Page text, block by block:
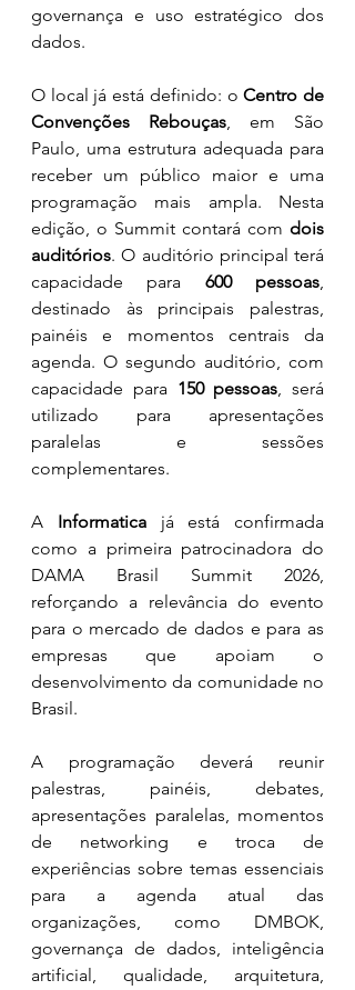
governança e uso estratégico dos
dados.
O local já está definido: o Centro de
Convenções Rebouças, em São
Paulo, uma estrutura adequada para
receber um público maior e uma
programação mais ampla. Nesta
edição, o Summit contará com dois
auditórios. O auditório principal terá
capacidade para 600 pessoas,
destinado às principais palestras,
painéis e momentos centrais da
agenda. O segundo auditório, com
capacidade para 150 pessoas, será
utilizado para apresentações
paralelas e sessões
complementares.
A Informatica já está confirmada
como a primeira patrocinadora do
DAMA Brasil Summit 2026,
reforçando a relevância do evento
para o mercado de dados e para as
empresas que apoiam o
desenvolvimento da comunidade no
Brasil.
A programação deverá reunir
palestras, painéis, debates,
apresentações paralelas, momentos
de networking e troca de
experiências sobre temas essenciais
para a agenda atual das
organizações, como DMBOK,
governança de dados, inteligência
artificial, qualidade, arquitetura,